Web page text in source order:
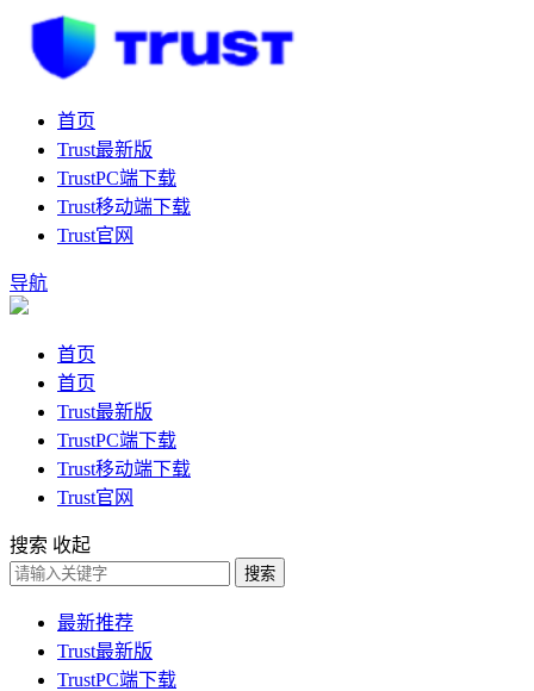
首页
Trust最新版
TrustPC端下载
Trust移动端下载
Trust官网
导航
首页
首页
Trust最新版
TrustPC端下载
Trust移动端下载
Trust官网
搜索 收起
搜索
最新推荐
Trust最新版
TrustPC端下载